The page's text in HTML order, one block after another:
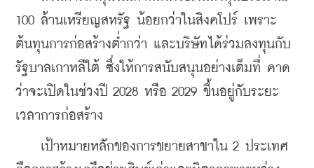
100 ล้านเหรียญสหรัฐ น้อยกว่าในสิงคโปร์ เพราะ
ต้นทุนการก่อสร้างต่ำกว่า และบริษัทได้ร่วมลงทุนกับ
รัฐบาลเกาหลีใต้ ซึ่งให้การสนับสนุนอย่างเต็มที่ คาด
ว่าจะเปิดในช่วงปี 2028 หรือ 2029 ขึ้นอยู่กับระยะ
เวลาการก่อสร้าง
เป้าหมายหลักของการขยายสาขาใน 2 ประเทศ